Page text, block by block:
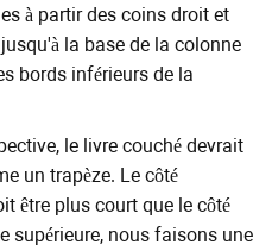
à partir des coins droit et
la base de la colonne
bords inférieurs de la
le livre couché devrait
un trapèze. Le côté
être plus court que le côté
supérieure, nous faisons une